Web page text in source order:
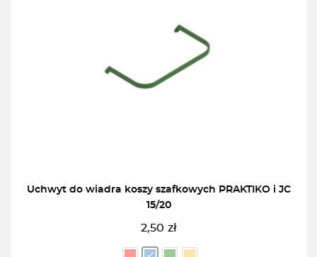
Uchwyt do wiadra koszy szafkowych PRAKTIKO i JC
15/20
2,50 zł